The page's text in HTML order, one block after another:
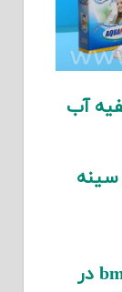
آب
سینه
نحوه محاسبه بی ام ای یا bmi در